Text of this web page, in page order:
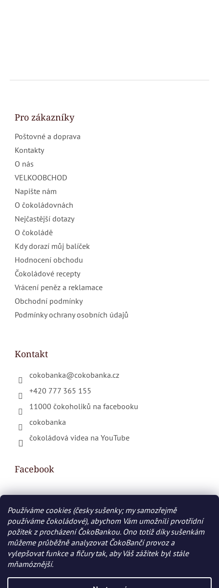
Používáme cookies (česky sušenky; my samozřejmě
používáme čokoládové), abychom Vám umožnili prvotřídní
požitek z procházení ČokoBankou. Ono totiž díky sušenkám
můžeme průběžně analyzovat ČokoBančí provoz a
vylepšovat funkce a fičury tak, aby Váš zážitek byl stále
mňamóznější.
Z
Pro zákazníky
Poštovné a doprava
Kontakty
O nás
VELKOOBCHOD
Napište nám
O čokoládovnách
Nejčastější dotazy
O čokoládě
Kdy dorazí můj balíček
Hodnocení obchodu
Čokoládové recepty
Vrácení peněz a reklamace
Obchodní podmínky
Podmínky ochrany osobních údajů
Kontakt
cokobanka@cokobanka.cz
+420 777 365 155
11000 čokoholiků na facebooku
cokobanka
čokoládová videa na YouTube
Facebook
Nákupní košík
0KS /0 KČ
Vytvořil Shoptet